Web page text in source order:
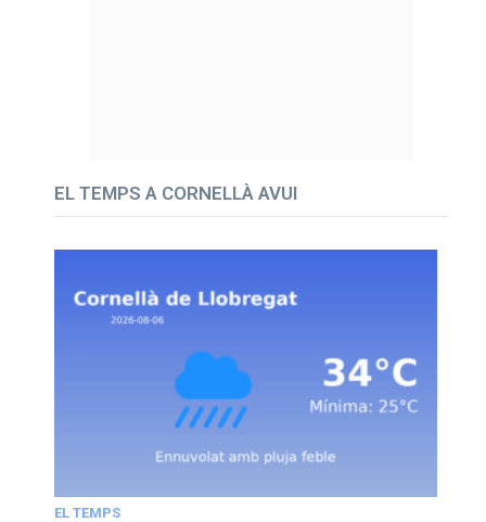
EL TEMPS A CORNELLÀ AVUI
EL TEMPS